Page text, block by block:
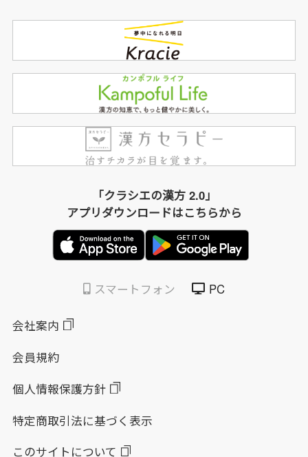
「クラシエの漢方 2.0」
アプリダウンロードはこちらから
スマートフォン PC
会社案内
会員規約
個人情報保護方針
特定商取引法に基づく表示
このサイトについて